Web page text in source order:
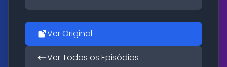
Ver Original
Ver Todos os Episódios